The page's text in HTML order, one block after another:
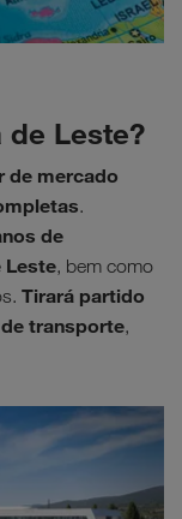
de Leste?
de mercado
.
de
Leste, bem como
Tirará partido
transporte,